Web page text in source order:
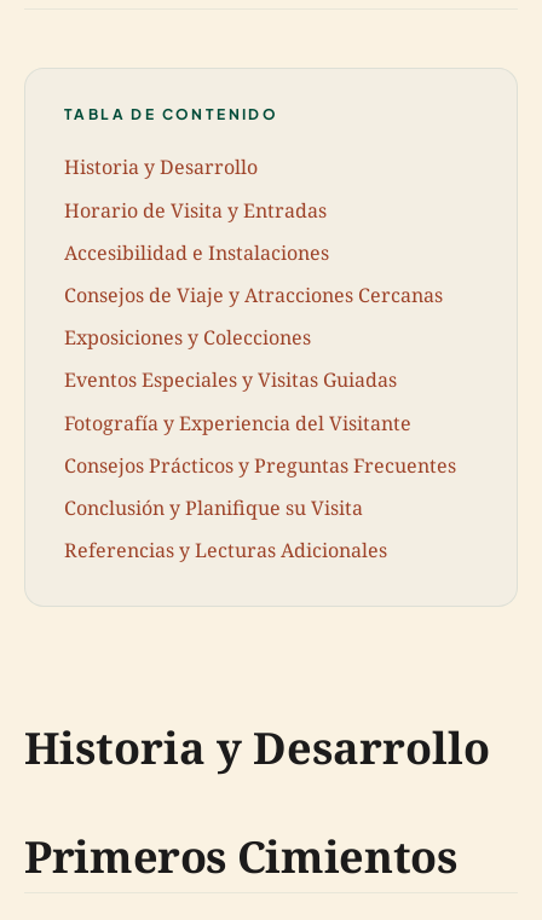
TABLA DE CONTENIDO
Historia y Desarrollo
Horario de Visita y Entradas
Accesibilidad e Instalaciones
Consejos de Viaje y Atracciones Cercanas
Exposiciones y Colecciones
Eventos Especiales y Visitas Guiadas
Fotografía y Experiencia del Visitante
Consejos Prácticos y Preguntas Frecuentes
Conclusión y Planifique su Visita
Referencias y Lecturas Adicionales
Historia y Desarrollo
Primeros Cimientos